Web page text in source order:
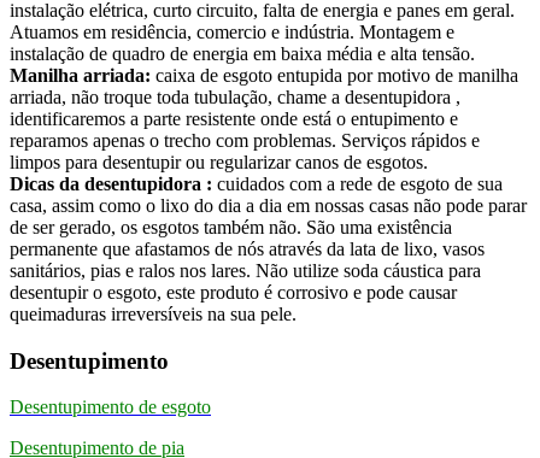
instalação elétrica, curto circuito, falta de energia e panes em geral.
Atuamos em residência, comercio e indústria. Montagem e
instalação de quadro de energia em baixa média e alta tensão.
Manilha arriada: caixa de esgoto entupida por motivo de manilha
arriada, não troque toda tubulação, chame a desentupidora ,
identificaremos a parte resistente onde está o entupimento e
reparamos apenas o trecho com problemas. Serviços rápidos e
limpos para desentupir ou regularizar canos de esgotos.
Dicas da desentupidora : cuidados com a rede de esgoto de sua
casa, assim como o lixo do dia a dia em nossas casas não pode parar
de ser gerado, os esgotos também não. São uma existência
permanente que afastamos de nós através da lata de lixo, vasos
sanitários, pias e ralos nos lares. Não utilize soda cáustica para
desentupir o esgoto, este produto é corrosivo e pode causar
queimaduras irreversíveis na sua pele.
Desentupimento
Desentupimento de esgoto
Desentupimento de pia